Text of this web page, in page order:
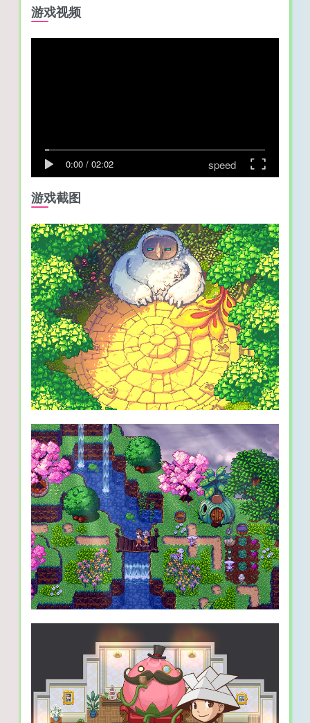
游戏视频
0:00 / 02:02 speed
游戏截图